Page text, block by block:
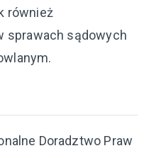
również
sprawach sądowych
Doradztwo Praw